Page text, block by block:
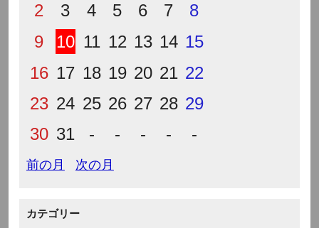
2
3 4 5 6 7
8
9
10 11 12 13 14 15
16 17 18 19 20 21 22
23 24 25 26 27 28 29
30 31 - - - - -
前の月 次の月
カテゴリー